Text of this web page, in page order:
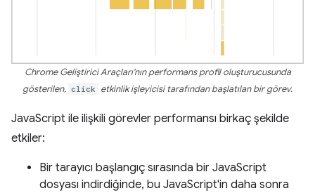
Chrome Geliştirici Araçları'nın performans profil oluşturucusunda
gösterilen, click etkinlik işleyicisi tarafından başlatılan bir görev.
JavaScript ile ilişkili görevler performansı birkaç şekilde
etkiler:
Bir tarayıcı başlangıç sırasında bir JavaScript
dosyası indirdiğinde, bu JavaScript'in daha sonra